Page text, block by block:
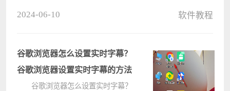
来学习一下吧。 1、首先，在
WPS中????
2024-06-10 软件教程
谷歌浏览器怎么设置实时字幕？
谷歌浏览器设置实时字幕的方法
谷歌浏览器怎么设置实时字幕？